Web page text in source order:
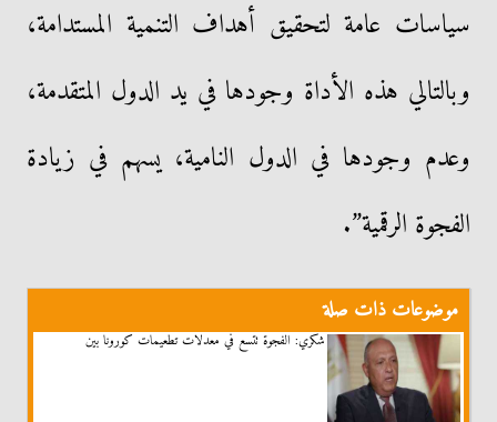
سياسات عامة لتحقيق أهداف التنمية المستدامة،
وبالتالي هذه الأداة وجودها في يد الدول المتقدمة،
وعدم وجودها في الدول النامية، يسهم في زيادة
الفجوة الرقمية”.
موضوعات ذات صلة
شكري: الفجوة تتسع في معدلات تطعيمات كورونا بين